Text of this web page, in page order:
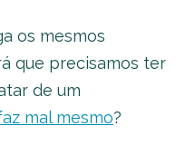
os mesmos
que precisamos ter
de um
mal mesmo?